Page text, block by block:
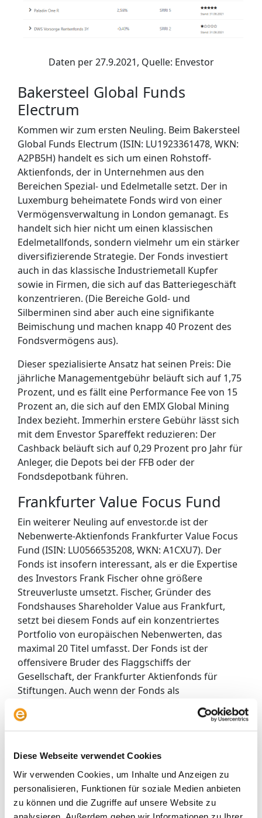
Diese Webseite verwendet Cookies
Wir verwenden Cookies, um Inhalte und Anzeigen zu
personalisieren, Funktionen für soziale Medien anbieten
zu können und die Zugriffe auf unsere Website zu
Daten per 27.9.2021, Quelle: Envestor
Bakersteel Global Funds
Electrum
Kommen wir zum ersten Neuling. Beim Bakersteel
Global Funds Electrum (ISIN: LU1923361478, WKN:
A2PB5H) handelt es sich um einen Rohstoff-
Aktienfonds, der in Unternehmen aus den
Bereichen Spezial- und Edelmetalle setzt. Der in
Luxemburg beheimatete Fonds wird von einer
Vermögensverwaltung in London gemanagt. Es
handelt sich hier nicht um einen klassischen
Edelmetallfonds, sondern vielmehr um ein stärker
diversifizierende Strategie. Der Fonds investiert
auch in das klassische Industriemetall Kupfer
sowie in Firmen, die sich auf das Batteriegeschäft
konzentrieren. (Die Bereiche Gold- und
Silberminen sind aber auch eine signifikante
Beimischung und machen knapp 40 Prozent des
Fondsvermögens aus).
Dieser spezialisierte Ansatz hat seinen Preis: Die
jährliche Managementgebühr beläuft sich auf 1,75
Prozent, und es fällt eine Performance Fee von 15
Prozent an, die sich auf den EMIX Global Mining
Index bezieht. Immerhin erstere Gebühr lässt sich
mit dem Envestor Spareffekt reduzieren: Der
Cashback beläuft sich auf 0,29 Prozent pro Jahr für
Anleger, die Depots bei der FFB oder der
Fondsdepotbank führen.
Frankfurter Value Focus Fund
Ein weiterer Neuling auf envestor.de ist der
Nebenwerte-Aktienfonds Frankfurter Value Focus
Fund (ISIN: LU0566535208, WKN: A1CXU7). Der
Fonds ist insofern interessant, als er die Expertise
des Investors Frank Fischer ohne größere
Streuverluste umsetzt. Fischer, Gründer des
Fondshauses Shareholder Value aus Frankfurt,
setzt bei diesem Fonds auf ein konzentriertes
Portfolio von europäischen Nebenwerten, das
maximal 20 Titel umfasst. Der Fonds ist der
offensivere Bruder des Flaggschiffs der
Gesellschaft, der Frankfurter Aktienfonds für
Stiftungen. Auch wenn der Fonds als
vermögensverwaltend bezeichnet wird, ist die
Aktienquote typischerweise höher als beim
Frankfurter Aktienfonds für Stiftungen und lag in
Prozent.
Der Verwaltungsgebühr des Fonds beläuft sich auf
1,6 Prozent pro Jahr. Die Erfolgsgebühr beläuft sich
auf 15 Prozent der Performance, die über sechs